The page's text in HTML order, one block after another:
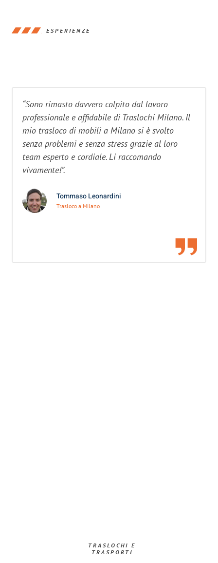
ESPERIENZE
“Sono rimasto davvero colpito dal lavoro
professionale e affidabile di Traslochi Milano. Il
mio trasloco di mobili a Milano si è svolto
senza problemi e senza stress grazie al loro
team esperto e cordiale. Li raccomando
vivamente!”.
Tommaso Leonardini
Trasloco a Milano
TRASLOCHI E
TRASPORTI​